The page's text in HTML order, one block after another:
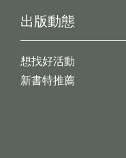
出版動態
想找好活動
新書特推薦